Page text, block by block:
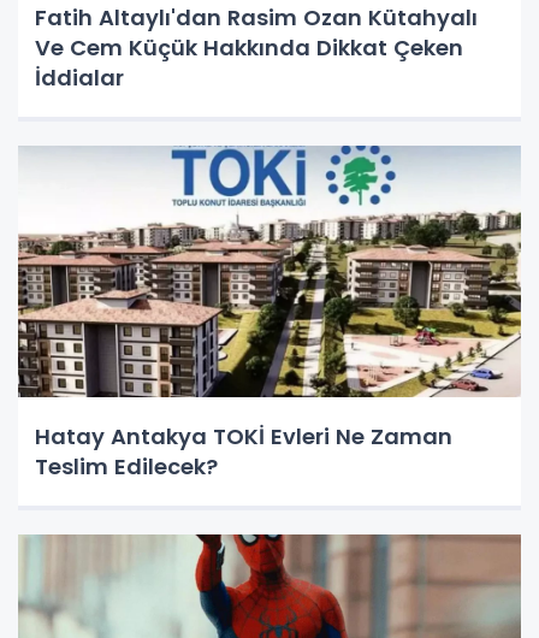
Fatih Altaylı'dan Rasim Ozan Kütahyalı
Ve Cem Küçük Hakkında Dikkat Çeken
İddialar
Hatay Antakya TOKİ Evleri Ne Zaman
Teslim Edilecek?